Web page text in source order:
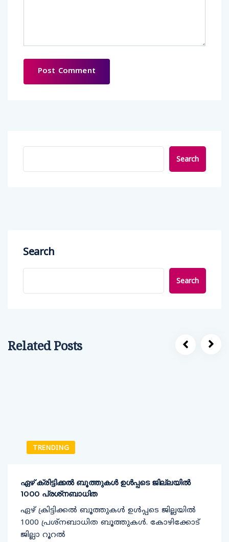
Search
Search
Search
Related Posts
TRENDING
ഏഴ് ക്രിട്ടിക്കല്‍ ബൂത്തുകള്‍ ഉള്‍പ്പടെ ജില്ലയില്‍
1000 പ്രശ്‌നബാധിത
ഏഴ് ക്രിട്ടിക്കല്‍ ബൂത്തുകള്‍ ഉള്‍പ്പടെ ജില്ലയില്‍
1000 പ്രശ്‌നബാധിത ബൂത്തുകള്‍. കോഴിക്കോട്
ജില്ലാ റൂറല്‍